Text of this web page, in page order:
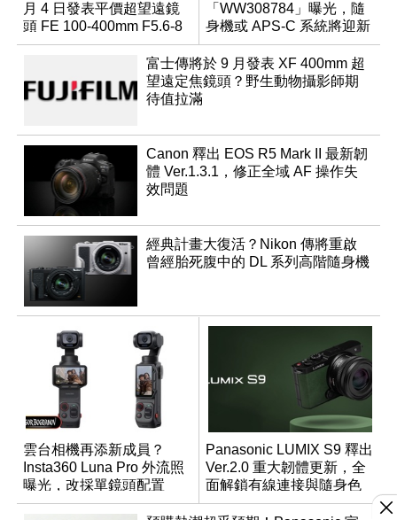
月 4 日發表平價超望遠鏡
頭 FE 100-400mm F5.6-8
「WW308784」曝光，隨
身機或 APS-C 系統將迎新
成員？
富士傳將於 9 月發表 XF 400mm 超
望遠定焦鏡頭？野生動物攝影師期
待值拉滿
Canon 釋出 EOS R5 Mark II 最新韌
體 Ver.1.3.1，修正全域 AF 操作失
效問題
經典計畫大復活？Nikon 傳將重啟
曾經胎死腹中的 DL 系列高階隨身機
雲台相機再添新成員？
Insta360 Luna Pro 外流照
曝光，改採單鏡頭配置
Panasonic LUMIX S9 釋出
Ver.2.0 重大韌體更新，全
面解鎖有線連接與隨身色
調編輯